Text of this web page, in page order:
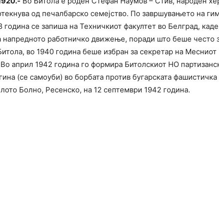
од печалбарско семејство. По завршувањето на
година се запиша на Техничкиот факултет во Белград,
напредното работничко движење, поради што беше често
во 1940 година беше избран за секретар на Месниот
април 1942 година го формира Битолскиот НО
(се самоуби) во борбата против бугарската фашистичка
Болно, Ресенско, на 12 септември 1942 година.